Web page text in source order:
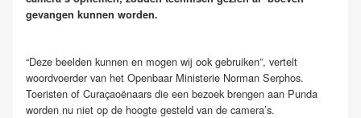
gevangen kunnen worden.
“Deze beelden kunnen en mogen wij ook gebruiken”, vertelt
woordvoerder van het Openbaar Ministerie Norman Serphos.
Toeristen of Curaçaoënaars die een bezoek brengen aan Punda
worden nu niet op de hoogte gesteld van de camera’s.